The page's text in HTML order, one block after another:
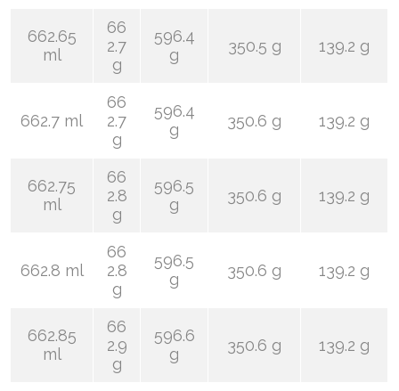
662.65
ml
66
2.7
g
596.4
g
350.5 g 139.2 g
662.7 ml
66
2.7
g
596.4
g
350.6 g 139.2 g
662.75
ml
66
2.8
g
596.5
g
350.6 g 139.2 g
662.8 ml
66
2.8
g
596.5
g
350.6 g 139.2 g
662.85
ml
66
2.9
g
596.6
g
350.6 g 139.2 g